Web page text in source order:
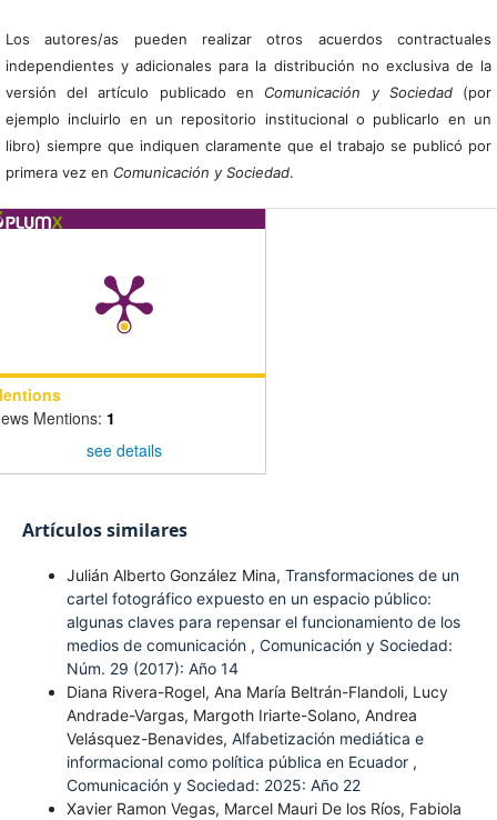
Los autores/as pueden realizar otros acuerdos contractuales
independientes y adicionales para la distribución no exclusiva de la
versión del artículo publicado en Comunicación y Sociedad(por
ejemplo incluirlo en un repositorio institucional o publicarlo en un
libro) siempre que indiquen claramente que el trabajo se publicó por
primera vez en Comunicación y Sociedad.
Mentions: 1
see details
Artículos similares
Julián Alberto González Mina, Transformaciones de un
cartel fotográfico expuesto en un espacio público:
algunas claves para repensar el funcionamiento de los
medios de comunicación , Comunicación y Sociedad:
Núm. 29 (2017): Año 14
Diana Rivera-Rogel, Ana María Beltrán-Flandoli, Lucy
Andrade-Vargas, Margoth Iriarte-Solano, Andrea
Velásquez-Benavides, Alfabetización mediática e
informacional como política pública en Ecuador ,
Comunicación y Sociedad: 2025: Año 22
Xavier Ramon Vegas, Marcel Mauri De los Ríos, Fabiola